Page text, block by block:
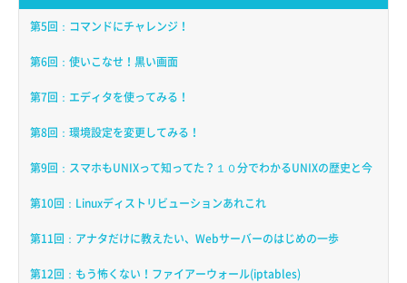
第5回：コマンドにチャレンジ！
第6回：使いこなせ！黒い画面
第7回：エディタを使ってみる！
第8回：環境設定を変更してみる！
第9回：スマホもUNIXって知ってた？１０分でわかるUNIXの歴史と今
第10回：Linuxディストリビューションあれこれ
第11回：アナタだけに教えたい、Webサーバーのはじめの一歩
第12回：もう怖くない！ファイアーウォール(iptables)